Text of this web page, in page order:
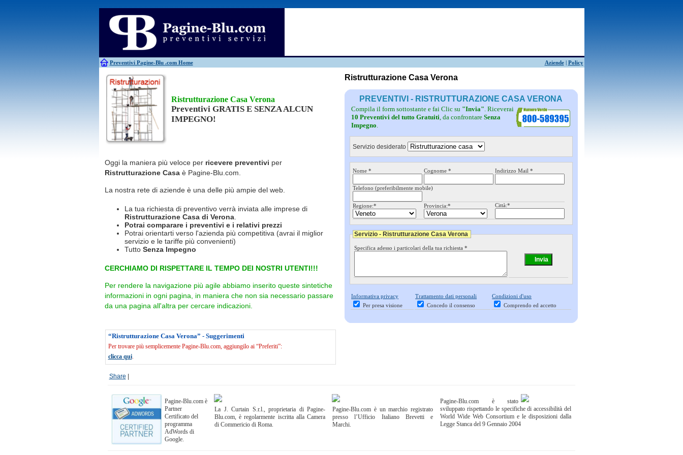
Preventivi Pagine-Blu .com Home Aziende| Policy
Antifurti
Allarme
Bagni chimici
Edilizia Giardinieri
Caldaie
Falegnami Idraulici
Canne fumarie
Ristrutturazione Casa Verona
Preventivi GRATIS E SENZA ALCUN
IMPEGNO!
Oggi la maniera più veloce per ricevere preventivi per
Ristrutturazione Casaè Pagine-Blu.com.
La nostra rete di aziende è una delle più ampie del web.
La tua richiesta di preventivo verrà inviata alle imprese di
Ristrutturazione Casa di Verona.
Potrai comparare i preventivi e i relativi prezzi
Potrai orientarti verso l'azienda più competitiva (avrai il miglior
servizio e le tariffe più convenienti)
Tutto Senza Impegno
CERCHIAMO DI RISPETTARE IL TEMPO DEI NOSTRI UTENTI!!!
Per rendere la navigazione più agile abbiamo inserito queste sintetiche
informazioni in ogni pagina, in maniera che non sia necessario passare
da una pagina all'altra per cercare indicazioni.
“Ristrutturazione Casa Verona” - Suggerimenti
Per trovare più semplicemente Pagine-Blu.com, aggiungilo ai “Preferiti”:
clicca qui.
Share
Ristrutturazione Casa Verona
PREVENTIVI - RISTRUTTURAZIONE CASA VERONA
Compila il form sottostante e fai Clic su "Invia". Riceverai
10 Preventivi del tutto Gratuiti, da confrontareSenza
Impegno.
Servizio desiderato
Nome * Cognome * Indirizzo Mail *
Telefono (preferibilmente mobile)
Regione:* Provincia:* Città:*
Servizio - Ristrutturazione Casa Verona
Specifica adesso i particolari della tua richiesta *
Informativa privacy
Per presa visione
Trattamento dati personali
Concedo il consenso
Condizioni d'uso
Comprendo ed accetto
Pagine-Blu.com è
Partner
Certificato del
programma
AdWords di
Google.
La J. Curtain S.r.l., proprietaria di Pagine-
Blu.com, è regolarmente iscritta alla Camera
di Commericio di Roma.
Pagine-Blu.com è un marchio registrato
presso l’Ufficio Italiano Brevetti e
Marchi.
Pagine-Blu.com è stato
sviluppato rispettando le specifiche di accessibilità del
World Wide Web Consortium e le disposizioni dalla
Legge Stanca del 9 Gennaio 2004